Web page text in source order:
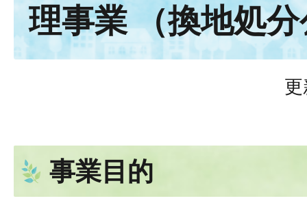
理事業 （換地処
事業目的